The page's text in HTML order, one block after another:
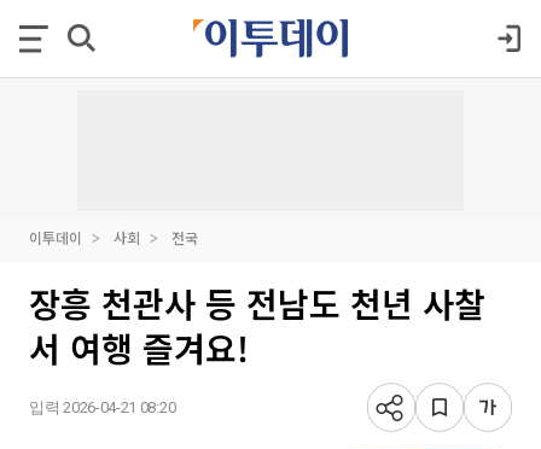
이투데이 사회 전국
장흥 천관사 등 전남도 천년 사찰
서 여행 즐겨요!
입력 2026-04-21 08:20